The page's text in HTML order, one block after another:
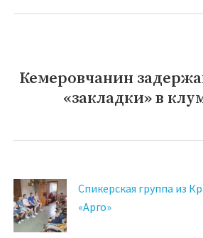
Следующая
Кемеровчанин
«закладки» в
Спикерская группа из
«Арго»